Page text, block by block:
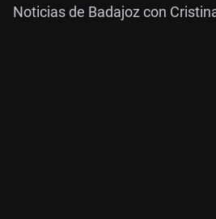
Noticias de Badajoz con